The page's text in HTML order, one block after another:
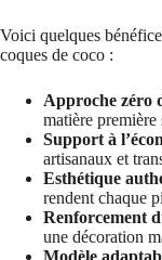
Voici quelques
coques de coco :
Approche zéro
matière première
Support à
artisanaux et
Esthétique
rendent chaque
Renforcement
une décoration
Modèle